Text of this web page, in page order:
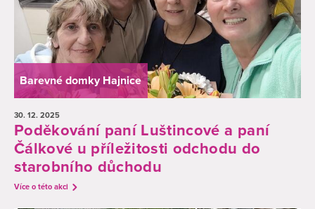
Barevné domky Hajnice
30. 12. 2025
Poděkování paní Luštincové a paní
Čálkové u příležitosti odchodu do
starobního důchodu
Více o této akci